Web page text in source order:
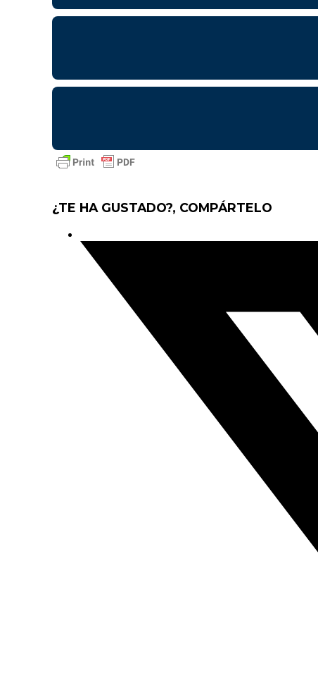
¿TE HA GUSTADO?, COMPÁRTELO